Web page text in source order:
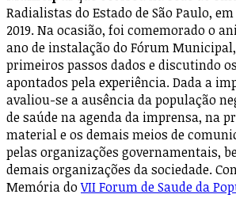
Radialistas do Estado de São Paulo,
2019. Na ocasião, foi comemorado o
ano de instalação do Fórum
primeiros passos dados e discutindo
apontados pela experiência. Dada a
avaliou-se a ausência da população
de saúde na agenda da imprensa, na
material e os demais meios de
pelas organizações governamentais,
demais organizações da sociedade.
Memória doVII Forum de Saude da